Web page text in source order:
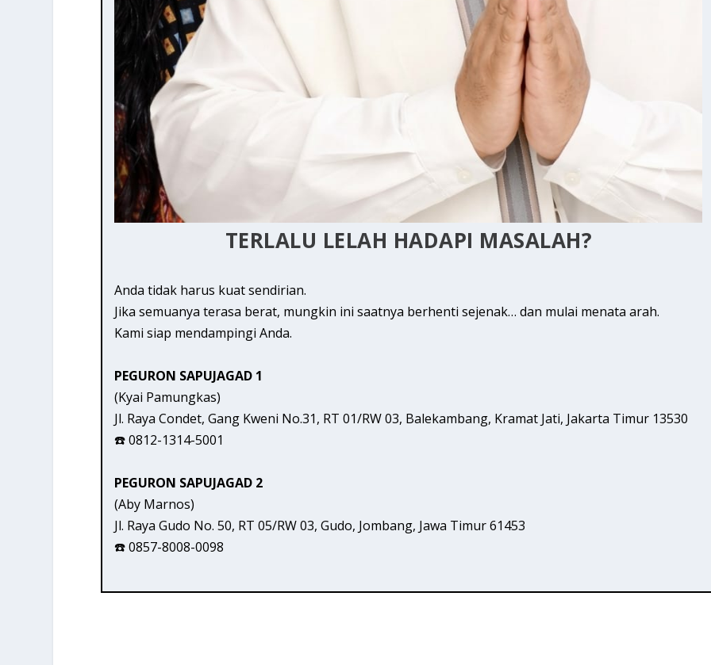
TERLALU LELAH HADAPI MASALAH?
Anda tidak harus kuat sendirian.
Jika semuanya terasa berat, mungkin ini saatnya berhenti sejenak… dan mulai menata arah.
Kami siap mendampingi Anda.
PEGURON SAPUJAGAD 1
(Kyai Pamungkas)
Jl. Raya Condet, Gang Kweni No.31, RT 01/RW 03, Balekambang, Kramat Jati, Jakarta Timur 13530
☎️ 0812-1314-5001
PEGURON SAPUJAGAD 2
(Aby Marnos)
Jl. Raya Gudo No. 50, RT 05/RW 03, Gudo, Jombang, Jawa Timur 61453
☎️ 0857-8008-0098